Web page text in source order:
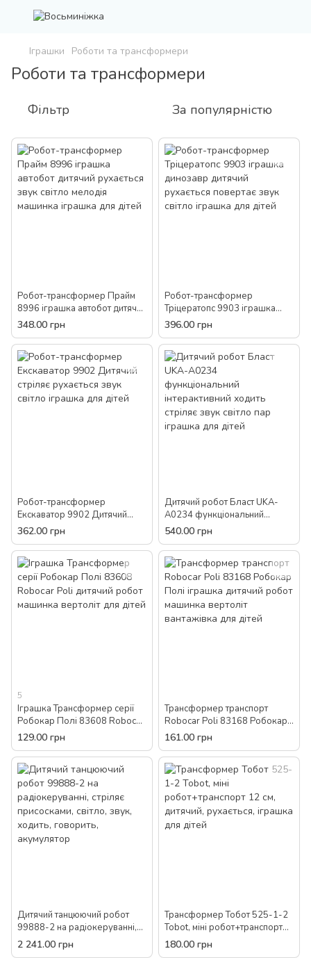
Іграшки Роботи та трансформери
Роботи та трансформери
Фільтр За популярністю
Робот-трансформер Прайм
8996 іграшка автобот дитячий
рухається звук світло мелодія
машинка іграшка для дітей
348.00 грн
Робот-трансформер
Тріцератопс 9903 іграшка
динозавр дитячий рухається
повертає звук світло іграшка
для дітей
396.00 грн
Робот-трансформер
Екскаватор 9902 Дитячий
стріляє рухається звук світло
іграшка для дітей
362.00 грн
Дитячий робот Бласт UKA-
A0234 функціональний
інтерактивний ходить стріляє
звук світло пар іграшка для
дітей
540.00 грн
5
Іграшка Трансформер серії
Робокар Полі 83608 Robocar
Poli дитячий робот машинка
вертоліт для дітей
129.00 грн
Трансформер транспорт
Robocar Poli 83168 Робокар
Полі іграшка дитячий робот
машинка вертоліт вантажівка
для дітей
161.00 грн
Дитячий танцюючий робот
99888-2 на радіокеруванні,
стріляє присосками, світло,
звук, ходить, говорить,
2 241.00 грн
Трансформер Тобот 525-1-2
Tobot, міні робот+транспорт
12 см, дитячий, рухається,
іграшка для дітей
180.00 грн